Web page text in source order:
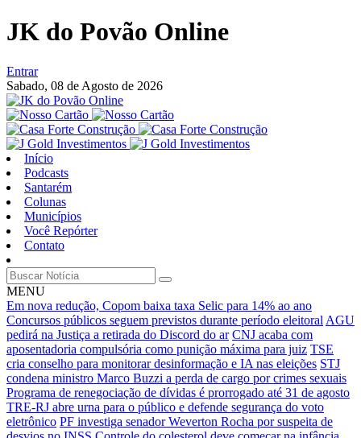
JK do Povão Online
Entrar
Sabado, 08 de Agosto de 2026
Início
Podcasts
Santarém
Colunas
Municípios
Você Repórter
Contato
MENU
Em nova redução, Copom baixa taxa Selic para 14% ao ano
Concursos públicos seguem previstos durante período eleitoral AGU
pedirá na Justiça a retirada do Discord do ar CNJ acaba com
aposentadoria compulsória como punição máxima para juiz TSE
cria conselho para monitorar desinformação e IA nas eleições STJ
condena ministro Marco Buzzi a perda de cargo por crimes sexuais
Programa de renegociação de dívidas é prorrogado até 31 de agosto
TRE-RJ abre urna para o público e defende segurança do voto
eletrônico PF investiga senador Weverton Rocha por suspeita de